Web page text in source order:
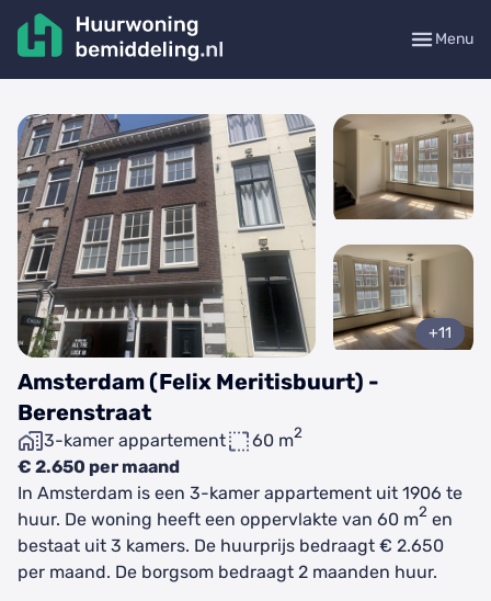
Menu
Amsterdam (Felix Meritisbuurt) -
Berenstraat
3-kamer appartement 60 m2
€ 2.650 per maand
+11
In Amsterdam is een 3-kamer appartement uit 1906 te
huur. De woning heeft een oppervlakte van 60 m2 en
bestaat uit 3 kamers. De huurprijs bedraagt € 2.650
per maand. De borgsom bedraagt 2 maanden huur.